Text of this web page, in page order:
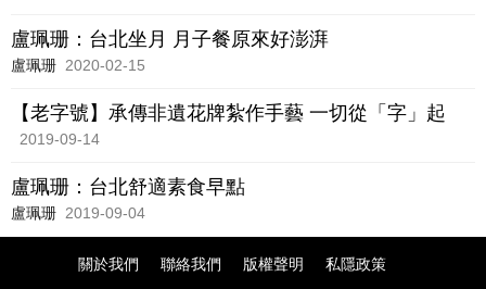
盧珮珊：台北坐月 月子餐原來好澎湃
盧珮珊 2020-02-15
【老字號】承傳非遺花牌紮作手藝 一切從「字」起
2019-09-14
盧珮珊：台北舒適素食早點
盧珮珊 2019-09-04
關於我們 聯絡我們 版權聲明
私隱政策